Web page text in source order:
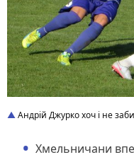
Андрій Джурко хоч і не
Хмельничани